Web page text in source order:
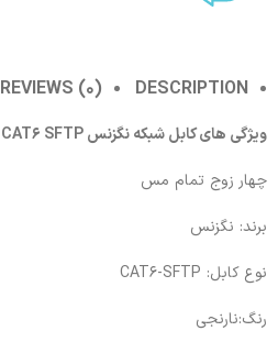
DESCRIPTION
REVIEWS (0)
ویژگی های کابل شبکه نگزنس CAT6 SFTP تست فلوک:
چهار زوج تمام مس
برند: نگزنس
نوع کابل: CAT6-SFTP
رنگ:نارنجی